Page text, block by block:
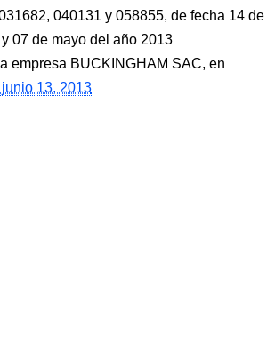
040131 y 058855, de fecha 14 de
07 de mayo del año 2013
empresa BUCKINGHAM SAC, en
13, 2013